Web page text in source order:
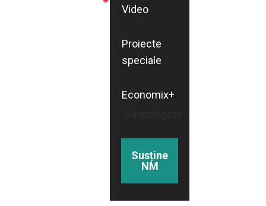
Video
Proiecte
speciale
Economix+
Susține
NM